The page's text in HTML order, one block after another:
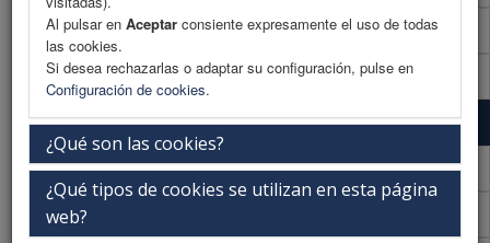
Al pulsar en Aceptar consiente expresamente el uso de todas
las cookies.
Si desea rechazarlas o adaptar su configuración, pulse en
Configuración de cookies.
¿Qué son las cookies?
¿Qué tipos de cookies se utilizan en esta página
web?
Programa preliminar (PDF)
Cronograma Programa preliminar
Normativa comunicaciones
Envío de comunicaciones
Plantilla